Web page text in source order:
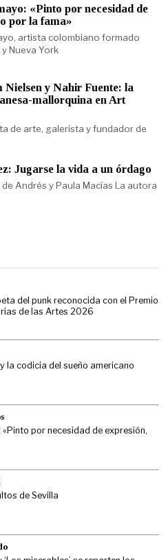
«Pinto por necesidad de
por la fama»
artista colombiano formado
Nueva York
y Nahir Fuente: la
mallorquina en Art
de arte, galerista y fundador de
Jugarse la vida a un órdago
Andrés y Paula Macías La autora
del punk reconocida con el Premio
de las Artes 2026
y la codicia del sueño americano
por necesidad de expresión,
de Sevilla